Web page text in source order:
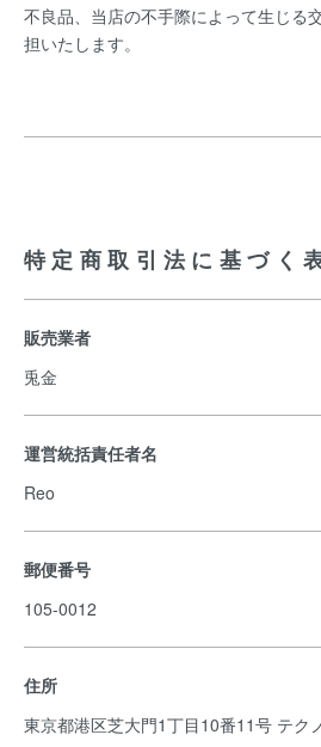
不良品、当店の不手際によって生じる
担いたします。
特定商取引法に基づく
販売業者
兎金
運営統括責任者名
Reo
郵便番号
105-0012
住所
東京都港区芝大門1丁目10番11号 テク